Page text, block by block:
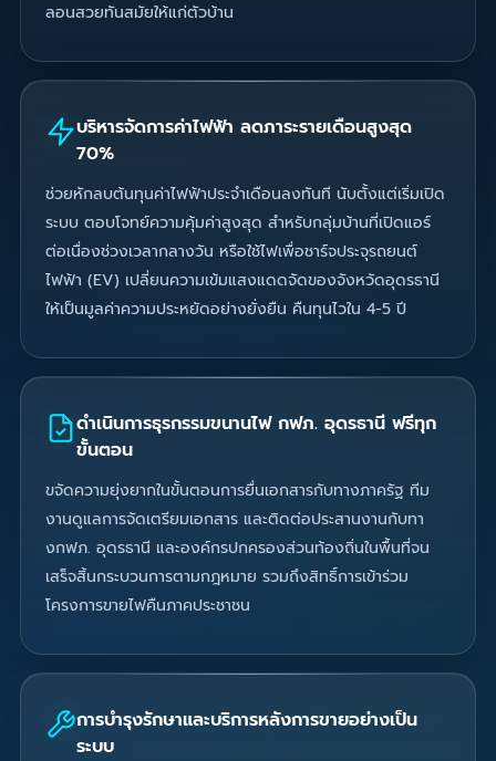
ลอนสวยทันสมัยให้แก่ตัวบ้าน
บริหารจัดการค่าไฟฟ้า ลดภาระรายเดือนสูงสุด
70%
ช่วยหักลบต้นทุนค่าไฟฟ้าประจำเดือนลงทันที นับตั้งแต่เริ่มเปิด
ระบบ ตอบโจทย์ความคุ้มค่าสูงสุด สำหรับกลุ่มบ้านที่เปิดแอร์
ต่อเนื่องช่วงเวลากลางวัน หรือใช้ไฟเพื่อชาร์จประจุรถยนต์
ไฟฟ้า (EV) เปลี่ยนความเข้มแสงแดดจัดของจังหวัดอุดรธานี
ให้เป็นมูลค่าความประหยัดอย่างยั่งยืน คืนทุนไวใน 4-5 ปี
ดำเนินการธุรกรรมขนานไฟ กฟภ. อุดรธานี ฟรีทุก
ขั้นตอน
ขจัดความยุ่งยากในขั้นตอนการยื่นเอกสารกับทางภาครัฐ ทีม
งานดูแลการจัดเตรียมเอกสาร และติดต่อประสานงานกับทา
งกฟภ. อุดรธานี และองค์กรปกครองส่วนท้องถิ่นในพื้นที่จน
เสร็จสิ้นกระบวนการตามกฎหมาย รวมถึงสิทธิ์การเข้าร่วม
โครงการขายไฟคืนภาคประชาชน
การบำรุงรักษาและบริการหลังการขายอย่างเป็น
ระบบ